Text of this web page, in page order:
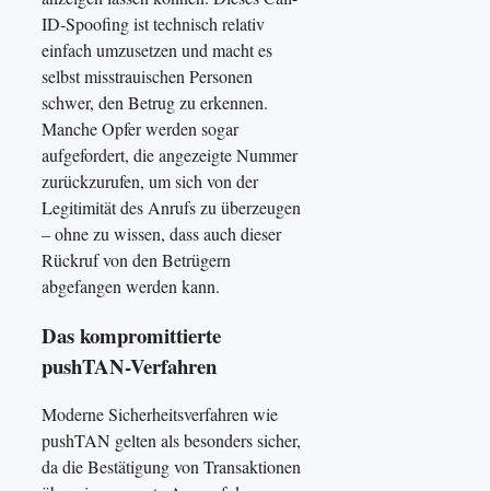
ID-Spoofing ist technisch relativ
einfach umzusetzen und macht es
selbst misstrauischen Personen
schwer, den Betrug zu erkennen.
Manche Opfer werden sogar
aufgefordert, die angezeigte Nummer
zurückzurufen, um sich von der
Legitimität des Anrufs zu überzeugen
– ohne zu wissen, dass auch dieser
Rückruf von den Betrügern
abgefangen werden kann.
Das kompromittierte
pushTAN-Verfahren
Moderne Sicherheitsverfahren wie
pushTAN gelten als besonders sicher,
da die Bestätigung von Transaktionen